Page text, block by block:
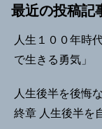
最近の投稿記
人生１００年時
で生きる勇気」
人生後半を後悔
終章 人生後半を